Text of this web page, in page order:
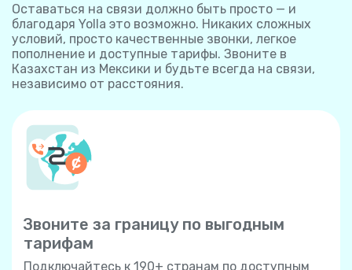
Оставаться на связи должно быть просто — и
благодаря Yolla это возможно. Никаких сложных
условий, просто качественные звонки, легкое
пополнение и доступные тарифы. Звоните в
Казахстан из Мексики и будьте всегда на связи,
независимо от расстояния.
Звоните за границу по выгодным
тарифам
Подключайтесь к 190+ странам по доступным